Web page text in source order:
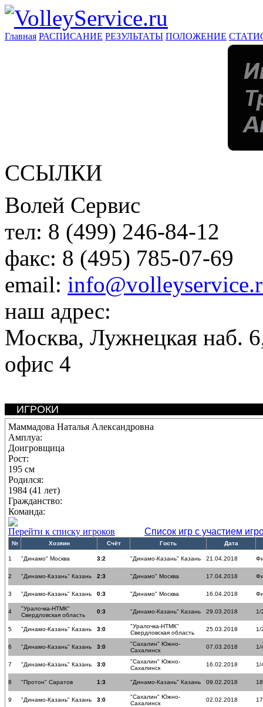
Главная РАСПИСАНИЕ РЕЗУЛЬТАТЫ ПОЛОЖЕНИЕ
ССЫЛКИ
Волей Сервис
тел: 8 (499) 246-84-12
факс: 8 (495) 785-07-69
email:
наш адрес:
Москва, Лужнецкая наб.
офис 4
ИГРОКИ
Маммадова Наталья Александровна
Амплуа:
Доигровщица
Рост:
195 см
Родился:
1984 (41 лет)
Гражданство:
Команда:
Перейти к списку игроков
Список игр с участием
№ Хозяин Счёт Гость Дата
1 "Динамо" Москва 3:2 "Динамо-Казань" Казань 21.04.2018
2 "Динамо-Казань" Казань 2:3 "Динамо" Москва 17.04.2018
3 "Динамо-Казань" Казань 0:3 "Динамо" Москва 16.04.2018
4
"Уралочка-НТМК"
Свердловская область
0:3 "Динамо-Казань" Казань 29.03.2018 1/
5 "Динамо-Казань" Казань 3:0
"Уралочка-НТМК"
Свердловская область
25.03.2018 1/
6 "Динамо-Казань" Казань 3:0
"Сахалин" Южно-
Сахалинск
07.03.2018 1/
7 "Динамо-Казань" Казань 3:0
"Сахалин" Южно-
Сахалинск
16.02.2018 1/
8 "Протон" Саратов 1:3 "Динамо-Казань" Казань 09.02.2018
9 "Динамо-Казань" Казань 3:0
"Сахалин" Южно-
Сахалинск
02.02.2018